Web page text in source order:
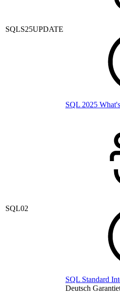
SQLS25UPDATE
SQL 2025
SQL02
SQL Standard
Deutsch